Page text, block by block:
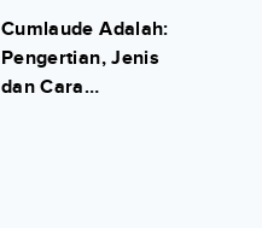
Kerja Lengkap
Cumlaude Adalah:
Pengertian, Jenis
dan Cara